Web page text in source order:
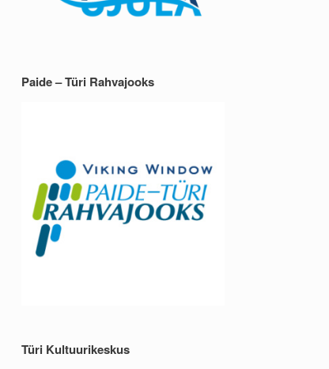
Paide – Türi Rahvajooks
Türi Kultuurikeskus